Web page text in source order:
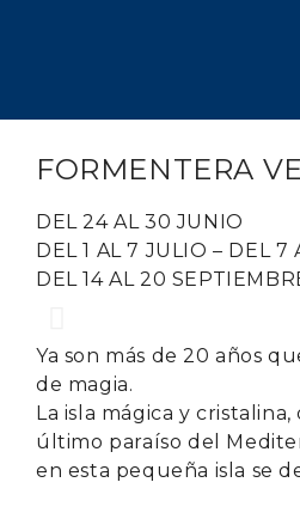
FORMENTERA
DEL 24 AL 30 JUNIO
DEL 1 AL 7 JULIO – DEL 7
DEL 14 AL 20
Ya son más de 20 años
de magia.
La isla mágica y
último paraíso del
en esta pequeña isla se